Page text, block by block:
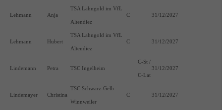
Lehmann Anja
TSA Lahngold im VfL
Altendiez
C 31/12/2027
Lehmann Hubert
TSA Lahngold im VfL
Altendiez
C 31/12/2027
Lindemann Petra TSC Ingelheim
C-St /
C-Lat
31/12/2027
Lindemayer Christina
TSC Schwarz-Gelb
Winnweiler
C 31/12/2027